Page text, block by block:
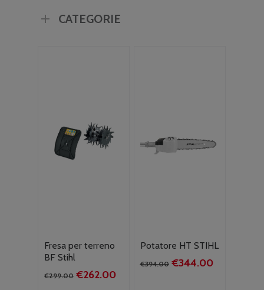
CATEGORIE
Fresa per terreno
BF Stihl
€299.00 Il
€262.00Il
Potatore HT STIHL
€394.00 Il
€344.00Il